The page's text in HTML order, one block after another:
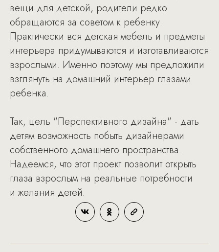
вещи для детской, родители редко
обращаются за советом к ребенку.
Практически вся детская мебель и предметы
интерьера придумываются и изготавливаются
взрослыми. Именно поэтому мы предложили
взглянуть на домашний интерьер глазами
ребенка.
Так, цель "Перспективного дизайна" - дать
детям возможность побыть дизайнерами
собственного домашнего пространства.
Надеемся, что этот проект позволит открыть
глаза взрослым на реальные потребности
и желания детей.